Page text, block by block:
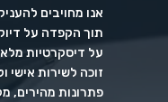
אנו מחויבים
תוך הקפדה על
על דיסקרטיות
זוכה לשירות אישי
פתרונות מהירים,